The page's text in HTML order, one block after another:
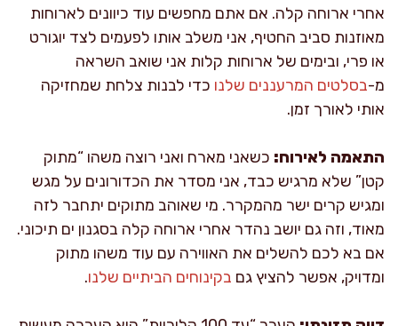
אחרי ארוחה קלה. אם אתם מחפשים עוד כיוונים לארוחות
מאוזנות סביב החטיף, אני משלב אותו לפעמים לצד יוגורט
או פרי, ובימים של ארוחות קלות אני שואב השראה
מ-בסלטים המרעננים שלנו כדי לבנות צלחת שמחזיקה
אותי לאורך זמן.
התאמה לאירוח: כשאני מארח ואני רוצה משהו “מתוק
קטן” שלא מרגיש כבד, אני מסדר את הכדורונים על מגש
ומגיש קרים ישר מהמקרר. מי שאוהב מתוקים יתחבר לזה
מאוד, וזה גם יושב נהדר אחרי ארוחה קלה בסגנון ים תיכוני.
אם בא לכם להשלים את האווירה עם עוד משהו מתוק
ומדויק, אפשר להציץ גם בקינוחים הביתיים שלנו.